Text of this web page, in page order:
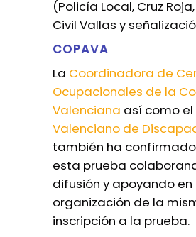
(Policía Local, Cruz
Civil Vallas y
COPAVA
La Coordinadora de
Ocupacionales de la
Valenciana así como el
Valenciano de
también ha
esta prueba
difusión y apoyando en
organización de la
inscripción a la prueba.